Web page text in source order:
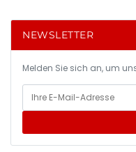
NEWSLETTER
Melden Sie sich an, um